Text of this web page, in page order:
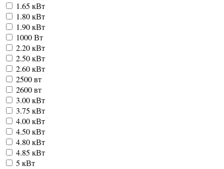
1.65 кВт
1.80 кВт
1.90 кВт
1000 Вт
2.20 кВт
2.50 кВт
2.60 кВт
2500 вт
2600 вт
3.00 кВт
3.75 кВт
4.00 кВт
4.50 кВт
4.80 кВт
4.85 кВт
5 кВт